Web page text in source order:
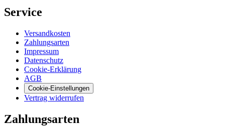
Service
Versandkosten
Zahlungsarten
Impressum
Datenschutz
Cookie-Erklärung
AGB
Cookie-Einstellungen
Vertrag widerrufen
Zahlungsarten